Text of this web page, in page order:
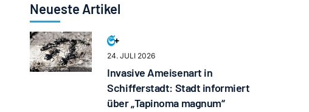
Neueste Artikel
24. JULI 2026
Invasive Ameisenart in
Schifferstadt: Stadt informiert
über „Tapinoma magnum“